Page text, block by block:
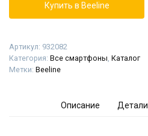
Купить в Beeline
Артикул: 932082
Категория: Все смартфоны Каталог
Метки: Beeline
Описание Детали